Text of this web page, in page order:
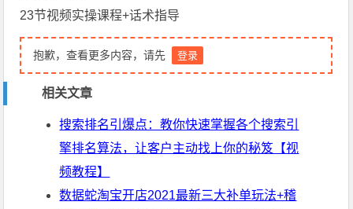
23节视频实操课程+话术指导
抱歉，查看更多内容，请先 登录
相关文章
搜索排名引爆点：教你快速掌握各个搜索引
擎排名算法，让客户主动找上你的秘笈【视
频教程】
数据蛇淘宝开店2021最新三大补单玩法+稽